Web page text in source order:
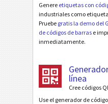
Genere etiquetas con
industriales como
Pruebe gratis la demo del
de códigos de barras e
inmediatamente.
línea
Cree códigos
Use el generador de